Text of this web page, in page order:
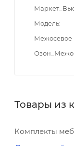
Модель
Межосевое
Товары из
Комплекты